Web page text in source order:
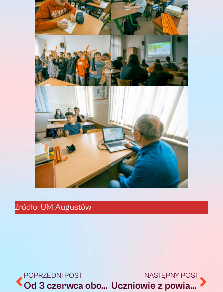
źródło: UM Augustów
POPRZEDNI POST
Od 3 czerwca obowiązkowe kaski dla dzieci i młodzieży do 16. roku życia
NASTĘPNY POST
Uczniowie z powiatu augustowskiego uczyli się, jak bezpiecznie spędzać wakacje nad wodą